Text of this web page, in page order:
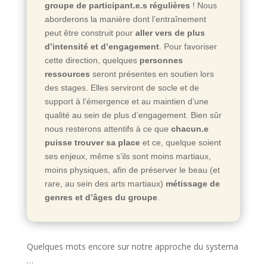
groupe de participant.e.s régulières ! Nous
aborderons la manière dont l’entraînement
peut être construit pour aller vers de plus
d’intensité et d’engagement. Pour favoriser
cette direction, quelques personnes
ressources seront présentes en soutien lors
des stages. Elles serviront de socle et de
support à l’émergence et au maintien d’une
qualité au sein de plus d’engagement. Bien sûr
nous resterons attentifs à ce que chacun.e
puisse trouver sa placeet ce, quelque soient
ses enjeux, même s’ils sont moins martiaux,
moins physiques, afin de préserver le beau (et
rare, au sein des arts martiaux) métissage de
genres et d’âges du groupe.
Quelques mots encore sur notre approche du systema
…